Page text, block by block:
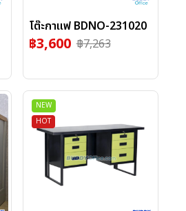
โต๊ะกาแฟ BDNO-231020
฿3,600 ฿7,263
NEW
HOT